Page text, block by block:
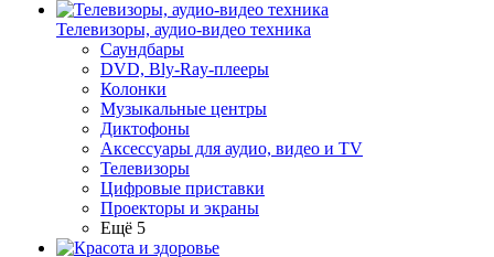
Телевизоры, аудио-видео техника
Саундбары
DVD, Bly-Ray-плееры
Колонки
Музыкальные центры
Диктофоны
Аксессуары для аудио, видео и TV
Телевизоры
Цифровые приставки
Проекторы и экраны
Ещё 5